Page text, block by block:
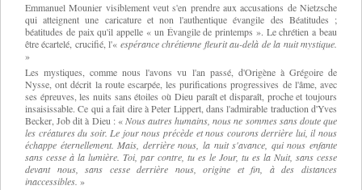
Emmanuel Mounier visiblement veut s'en prendre aux accusations de Nietzsche
qui atteignent une caricature et non l'authentique évangile des Béatitudes ;
béatitudes de paix qu'il appelle « un Évangile de printemps ». Le chrétien a beau
être écartelé, crucifié,l'« espérance chrétienne fleurit au-delà de la nuit mystique.
»
Les mystiques, comme nous l'avons vu l'an passé, d'Origène à Grégoire de
Nysse, ont décrit la route escarpée, les purifications progressives de l'âme, avec
ses épreuves, les nuits sans étoiles où Dieu paraît et disparaît, proche et toujours
insaisissable. Ce qui a fait dire à Peter Lippert, dans l'admirable traduction d'Yves
Becker, Job dit à Dieu : «Nous autres humains, nous ne sommes sans doute que
les créatures du soir. Le jour nous précède et nous courons derrière lui, il nous
échappe éternellement. Mais, derrière nous, la nuit s'avance, qui nous enfante
sans cesse à la lumière. Toi, par contre, tu es le Jour, tu es la Nuit, sans cesse
devant nous, sans cesse derrière nous, origine et fin, à des distances
inaccessibles. »